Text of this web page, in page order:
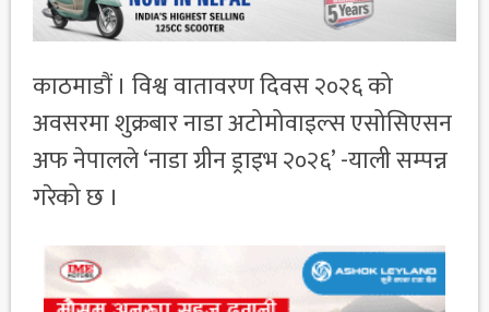
काठमाडौं । विश्व वातावरण दिवस २०२६ को
अवसरमा शुक्रबार नाडा अटोमोवाइल्स एसोसिएसन
अफ नेपालले ‘नाडा ग्रीन ड्राइभ २०२६’ -याली सम्पन्न
गरेको छ ।